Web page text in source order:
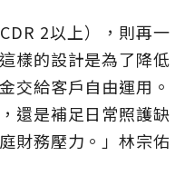
2以上），則再一
樣的設計是為了降低
交給客戶自由運用。
還是補足日常照護缺
財務壓力。」林宗佑